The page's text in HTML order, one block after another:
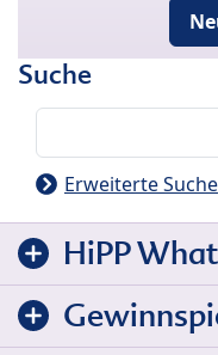
Suche
Erweiterte Suche
HiPP